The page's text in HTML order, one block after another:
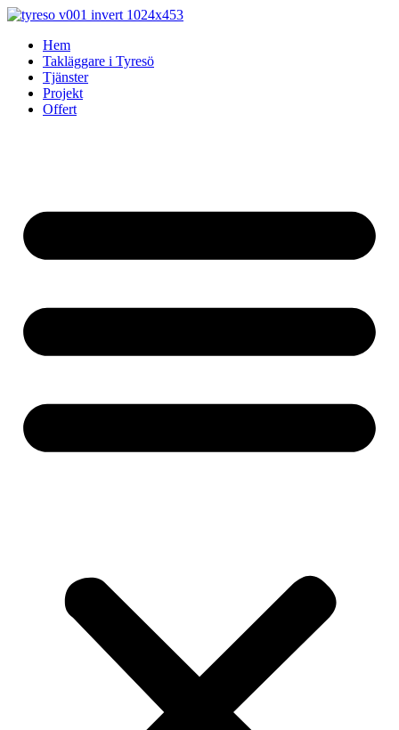
Skip
contentHem
Takläggare i Tyresö
Tjänster
Projekt
Offert